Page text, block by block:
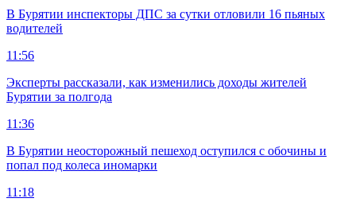
В Бурятии инспекторы ДПС за сутки отловили 16 пьяных
водителей
11:56
Эксперты рассказали, как изменились доходы жителей
Бурятии за полгода
11:36
В Бурятии неосторожный пешеход оступился с обочины и
попал под колеса иномарки
11:18